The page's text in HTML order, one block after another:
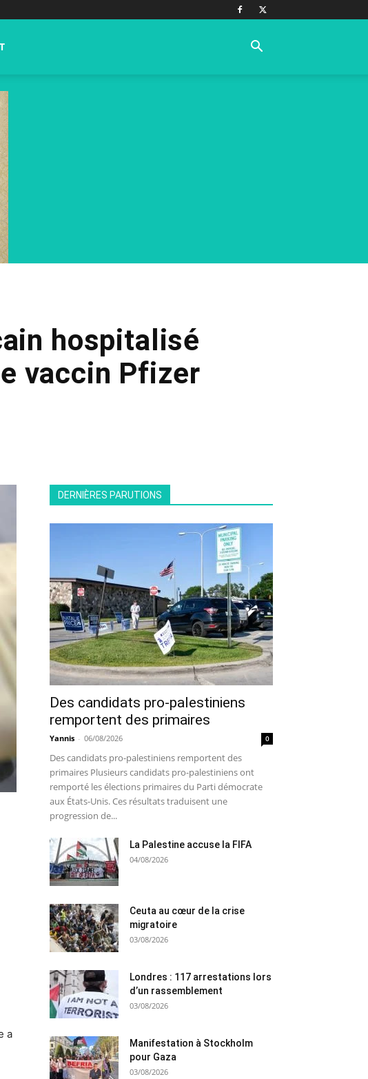
hospitalisé
vaccin Pfizer
a
DERNIÈRES PARUTIONS
Des candidats pro-palestiniens
remportent des primaires
Yannis - 06/08/2026 0
Des candidats pro-palestiniens remportent des
primaires Plusieurs candidats pro-palestiniens ont
remporté les élections primaires du Parti démocrate
aux États-Unis. Ces résultats traduisent une
progression de...
La Palestine accuse la FIFA
04/08/2026
Ceuta au cœur de la crise
migratoire
03/08/2026
Londres : 117 arrestations lors
d’un rassemblement
03/08/2026
Manifestation à Stockholm
pour Gaza
03/08/2026